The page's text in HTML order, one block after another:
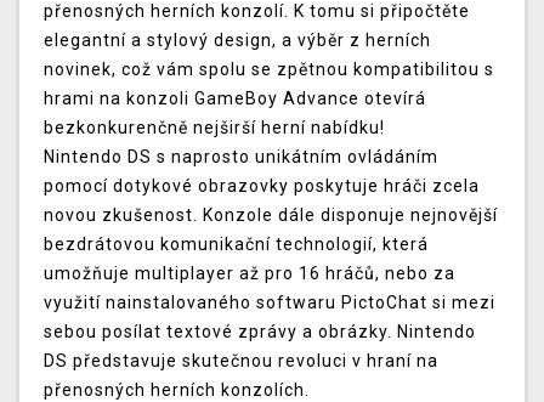
přenosných herních konzolí. K tomu si připočtěte
elegantní a stylový design, a výběr z herních
novinek, což vám spolu se zpětnou kompatibilitou s
hrami na konzoli GameBoy Advance otevírá
bezkonkurenčně nejširší herní nabídku!
Nintendo DS s naprosto unikátním ovládáním
pomocí dotykové obrazovky poskytuje hráči zcela
novou zkušenost. Konzole dále disponuje nejnovější
bezdrátovou komunikační technologií, která
umožňuje multiplayer až pro 16 hráčů, nebo za
využití nainstalovaného softwaru PictoChat si mezi
sebou posílat textové zprávy a obrázky. Nintendo
DS představuje skutečnou revoluci v hraní na
přenosných herních konzolích.